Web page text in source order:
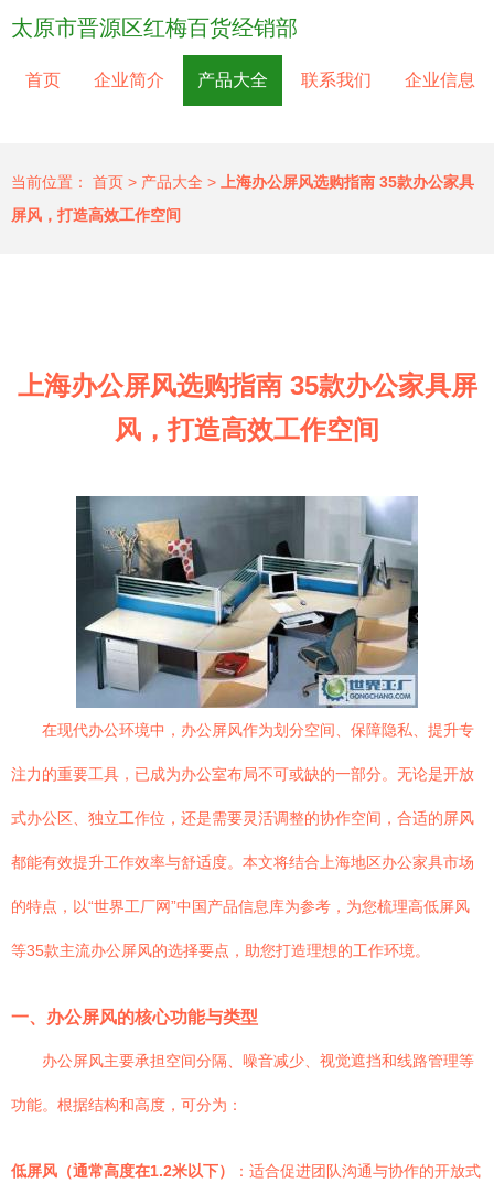
太原市晋源区红梅百货经销部
首页 企业简介 产品大全 联系我们 企业信息
当前位置： 首页 > 产品大全 >
上海办公屏风选购指南 35款办公家具
屏风，打造高效工作空间
上海办公屏风选购指南 35款办公家具屏
风，打造高效工作空间
在现代办公环境中，办公屏风作为划分空间、保障隐私、提升专
注力的重要工具，已成为办公室布局不可或缺的一部分。无论是开放
式办公区、独立工作位，还是需要灵活调整的协作空间，合适的屏风
都能有效提升工作效率与舒适度。本文将结合上海地区办公家具市场
的特点，以“世界工厂网”中国产品信息库为参考，为您梳理高低屏风
等35款主流办公屏风的选择要点，助您打造理想的工作环境。
一、办公屏风的核心功能与类型
办公屏风主要承担空间分隔、噪音减少、视觉遮挡和线路管理等
功能。根据结构和高度，可分为：
低屏风（通常高度在1.2米以下） ：适合促进团队沟通与协作的开放式